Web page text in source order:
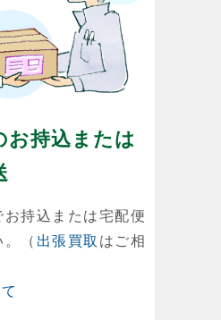
お持込または
持込または宅配便
（ 出張買取 はご相